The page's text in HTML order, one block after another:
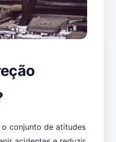
conjunto de atitudes